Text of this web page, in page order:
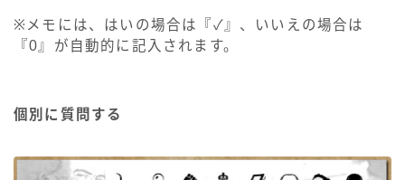
※メモには、はいの場合は『✓』、いいえの場合は
『0』が自動的に記入されます。
個別に質問する